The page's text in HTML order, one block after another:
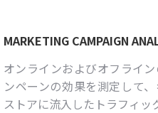
MARKETING CAMPAIGN
オンラインおよびオフライ
ンペーンの効果を測定して
ストアに流入したトラフィッ